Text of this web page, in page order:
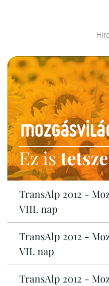
Ez is
TransAlp 2012 -
VIII. nap
TransAlp 2012 -
VII. nap
TransAlp 2012 -